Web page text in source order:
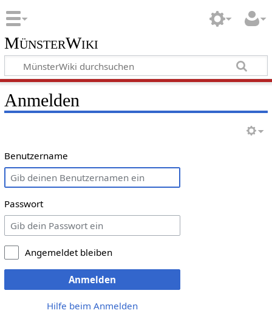
MünsterWiki
Anmelden
Benutzername
Passwort
Angemeldet bleiben
Anmelden
Hilfe beim Anmelden